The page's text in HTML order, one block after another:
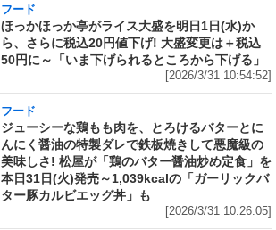
フード
ほっかほっか亭がライス大盛を明日1日(水)か
ら、さらに税込20円値下げ! 大盛変更は＋税込
50円に～「いま下げられるところから下げる」
[2026/3/31 10:54:52]
フード
ジューシーな鶏もも肉を、とろけるバターとに
んにく醤油の特製ダレで鉄板焼きして悪魔級の
美味しさ! 松屋が「鶏のバター醤油炒め定食」を
本日31日(火)発売～1,039kcalの「ガーリックバ
ター豚カルビエッグ丼」も
[2026/3/31 10:26:05]